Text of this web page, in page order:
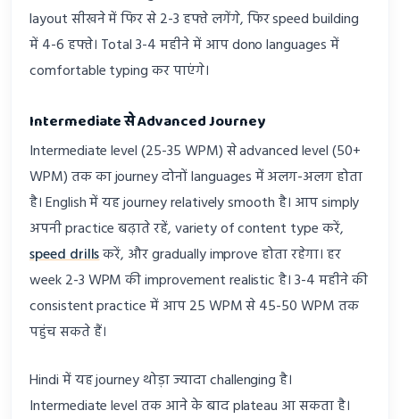
layout सीखने में फिर से 2-3 हफ्ते लगेंगे, फिर speed building
में 4-6 हफ्ते। Total 3-4 महीने में आप dono languages में
comfortable typing कर पाएंगे।
Intermediate से Advanced Journey
Intermediate level (25-35 WPM) से advanced level (50+
WPM) तक का journey दोनों languages में अलग-अलग होता
है। English में यह journey relatively smooth है। आप simply
अपनी practice बढ़ाते रहें, variety of content type करें,
speed drillsकरें, और gradually improve होता रहेगा। हर
week 2-3 WPM की improvement realistic है। 3-4 महीने की
consistent practice में आप 25 WPM से 45-50 WPM तक
पहुंच सकते हैं।
Hindi में यह journey थोड़ा ज्यादा challenging है।
Intermediate level तक आने के बाद plateau आ सकता है।